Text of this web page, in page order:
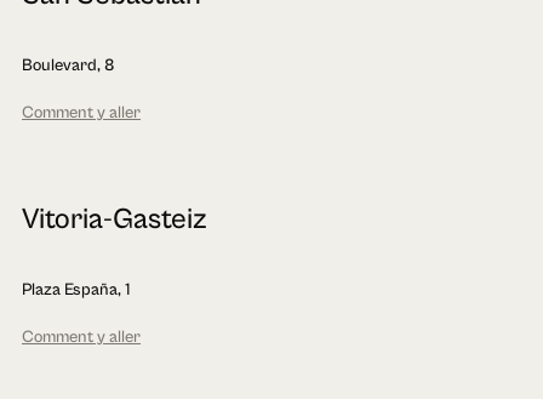
Boulevard, 8
Comment y aller
Vitoria-Gasteiz
Plaza España, 1
Comment y aller